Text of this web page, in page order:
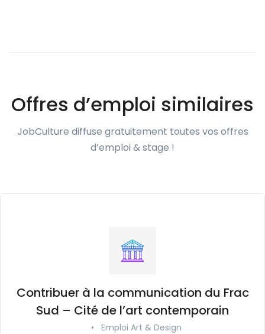
Offres d’emploi similaires
JobCulture diffuse gratuitement toutes vos offres
d’emploi & stage !
Contribuer à la communication du Frac
Sud – Cité de l’art contemporain
• Emploi Art & Design